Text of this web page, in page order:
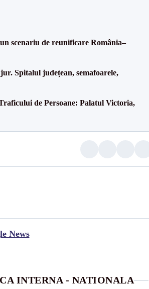
scenariu de reunificare România–
Spitalul județean, semafoarele,
de Persoane: Palatul Victoria,
News
INTERNA - NATIONALA